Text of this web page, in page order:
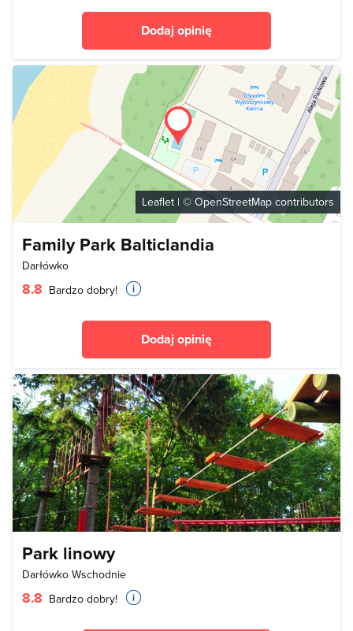
Dodaj opinię
Leaflet | © OpenStreetMap contributors
Family Park Balticlandia
Darłówko
8.8 Bardzo dobry!
Dodaj opinię
Park linowy
Darłówko Wschodnie
8.8 Bardzo dobry!